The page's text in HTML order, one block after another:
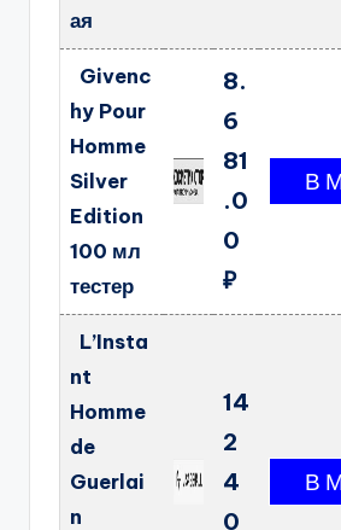
ая
Givenc
hy Pour
Homme
Silver
Edition
100 мл
тестер
8.
6
81
.0
0
₽
L’Insta
nt
Homme
de
Guerlai
n
14
2
4
0